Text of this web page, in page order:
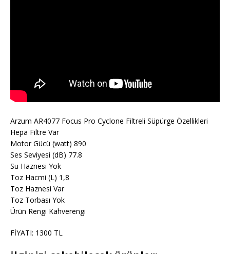
Arzum AR4077 Focus Pro Cyclone Filtreli Süpürge Özellikleri
Hepa Filtre Var
Motor Gücü (watt) 890
Ses Seviyesi (dB) 77.8
Su Haznesi Yok
Toz Hacmi (L) 1,8
Toz Haznesi Var
Toz Torbası Yok
Ürün Rengi Kahverengi
FİYATI: 1300 TL